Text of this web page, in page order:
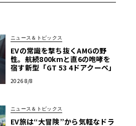
ニュース＆トピックス
EVの常識を撃ち抜くAMGの野
性。航続800kmと直6の咆哮を
宿す新型「GT 53 4ドアクーペ」
2026 8/8
ニュース＆トピックス
EV旅は“大冒険”から気軽なドラ